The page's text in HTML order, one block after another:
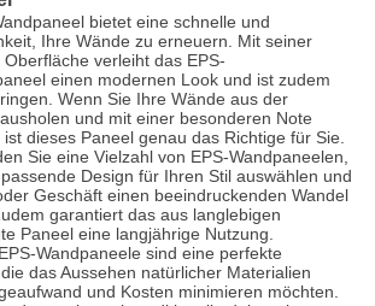
bietet eine schnelle und
Ihre Wände zu erneuern. Mit seiner
verleiht das EPS-
einen modernen Look und ist zudem
Wenn Sie Ihre Wände aus der
und mit einer besonderen Note
dieses Paneel genau das Richtige für Sie.
Sie eine Vielzahl von EPS-Wandpaneelen,
Design für Ihren Stil auswählen und
Geschäft einen beeindruckenden Wandel
garantiert das aus langlebigen
Paneel eine langjährige Nutzung.
Wandpaneele sind eine perfekte
das Aussehen natürlicher Materialien
und Kosten minimieren möchten.